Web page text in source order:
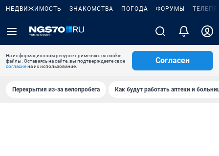
НЕДВИЖИМОСТЬ ЗНАКОМСТВА ПОГОДА ФОРУМЫ
На информационном ресурсе применяются cookie-
файлы. Оставаясь на сайте, вы подтверждаете свое
согласиена их использование.
Согласен
Перекрытия из-за велопробега Как будут работать аптеки и